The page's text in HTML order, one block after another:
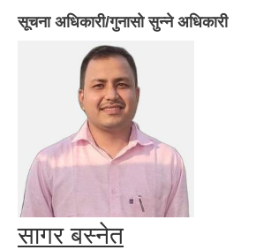
सूचना अधिकारी/गुनासो सुन्ने अधिकारी
सागर बस्‍नेत